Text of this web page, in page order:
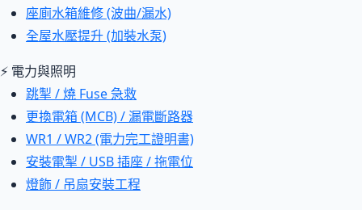
座廁水箱維修 (波曲/漏水)
全屋水壓提升 (加裝水泵)
⚡ 電力與照明
跳掣 / 燒 Fuse 急救
更換電箱 (MCB) / 漏電斷路器
WR1 / WR2 (電力完工證明書)
安裝電掣 / USB 插座 / 拖電位
燈飾 / 吊扇安裝工程